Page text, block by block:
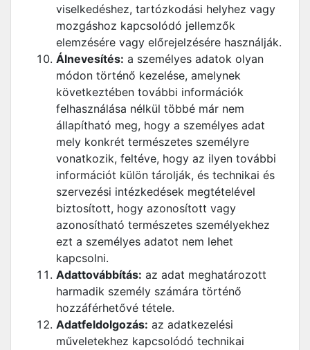
viselkedéshez, tartózkodási helyhez vagy
mozgáshoz kapcsolódó jellemzők
elemzésére vagy előrejelzésére használják.
Álnevesítés: a személyes adatok olyan
módon történő kezelése, amelynek
következtében további információk
felhasználása nélkül többé már nem
állapítható meg, hogy a személyes adat
mely konkrét természetes személyre
vonatkozik, feltéve, hogy az ilyen további
információt külön tárolják, és technikai és
szervezési intézkedések megtételével
biztosított, hogy azonosított vagy
azonosítható természetes személyekhez
ezt a személyes adatot nem lehet
kapcsolni.
Adattovábbítás: az adat meghatározott
harmadik személy számára történő
hozzáférhetővé tétele.
Adatfeldolgozás: az adatkezelési
műveletekhez kapcsolódó technikai